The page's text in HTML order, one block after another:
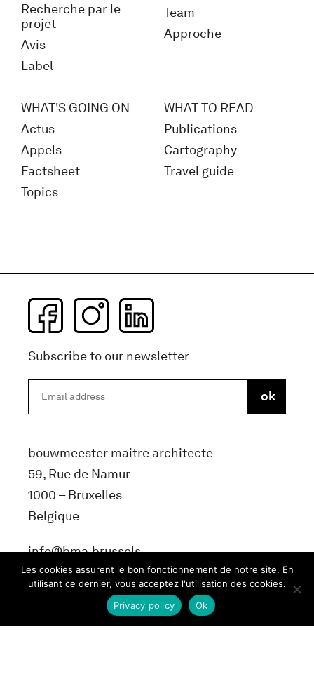
Recherche par le
projet
Avis
Label
Team
Approche
WHAT'S GOING ON
Actus
Appels
Factsheet
Topics
WHAT TO READ
Publications
Cartography
Travel guide
Subscribe to our newsletter
bouwmeester maitre architecte
59, Rue de Namur
1000 – Bruxelles
Belgique
info@bma.brussels
Les cookies assurent le bon fonctionnement de notre site. En
utilisant ce dernier, vous acceptez l'utilisation des cookies.
Ok
Privacy policy